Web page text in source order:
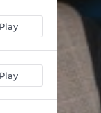
02:20
Gemäßiigt ist das neue Radikal 02:00
Play
Play